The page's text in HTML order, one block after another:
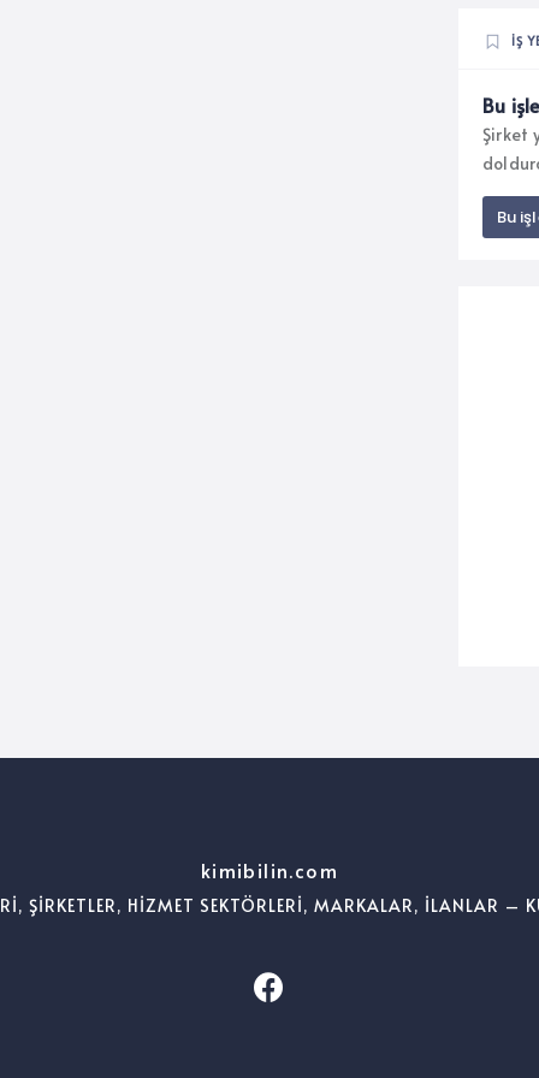
İŞ
Bu
Şirket
Bu
kimibilin.com
ŞİRKETLER, HİZMET SEKTÖRLERİ, MARKALAR, İLANLAR –